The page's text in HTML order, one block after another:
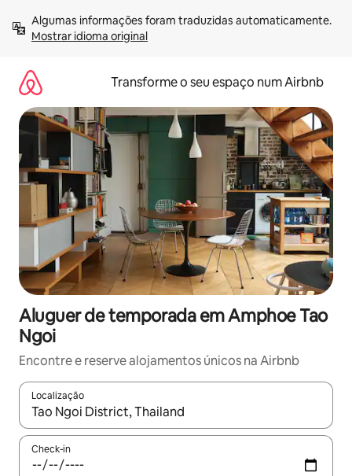
para
Mostrar idioma original
Transforme o seu espaço num Airbnb
Aluguer de temporada em Amphoe Tao
Ngoi
Encontre e reserve alojamentos únicos na Airbnb
Localização
Quando os resultados estiverem disponíveis, navegue com
Check-in